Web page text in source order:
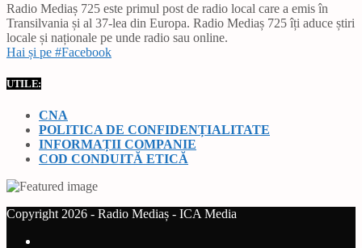
Radio Mediaș 725 este primul post de radio local care a emis în
Transilvania și al 37-lea din Europa. Radio Mediaș 725 îți aduce știri
locale și naționale pe unde radio sau online.
Hai și pe #Facebook
UTILE:
CNA
POLITICA DE CONFIDENȚIALITATE
INFORMAȚII COMPANIE
COD CONDUITĂ ETICĂ
Copyright 2026 - Radio Mediaș - ICA Media